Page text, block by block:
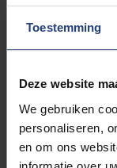
Toestemming
Deze website
We gebruiken
personaliseren,
en om ons